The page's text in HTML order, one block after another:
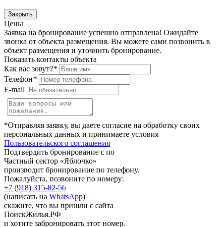
Закрыть
Цены
Заявка на бронирование успешно отправлена! Ожидайте
звонка от объекта размещения. Вы можете сами позвонить в
объект размещения и уточнить бронирование.
Показать контакты объекта
Как вас зовут?*
Телефон*
E-mail
*Отправляя заявку, вы даете согласие на обработку своих
персональных данных и принимаете условия
Пользовательского соглашения
Подтвердить бронирование с по
Частный сектор «Яблочко»
производит бронирование по телефону.
Пожалуйста, позвоните по номеру:
+7 (918) 315-82-56
(написать на WhatsApp)
скажите, что вы пришли с сайта
ПоискЖилья.РФ
и хотите забронировать этот номер.